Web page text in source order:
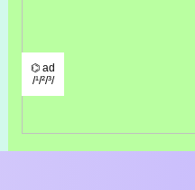
⌬ ad
/¹/²/³/